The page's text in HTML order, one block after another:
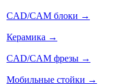
CAD/CAM блоки →
Керамика →
CAD/CAM фрезы →
Мобильные стойки →